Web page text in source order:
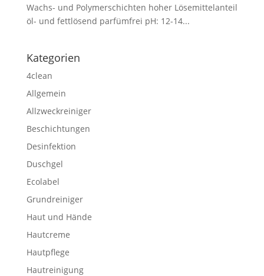
Wachs- und Polymerschichten hoher Lösemittelanteil
öl- und fettlösend parfümfrei pH: 12-14...
Kategorien
4clean
Allgemein
Allzweckreiniger
Beschichtungen
Desinfektion
Duschgel
Ecolabel
Grundreiniger
Haut und Hände
Hautcreme
Hautpflege
Hautreinigung